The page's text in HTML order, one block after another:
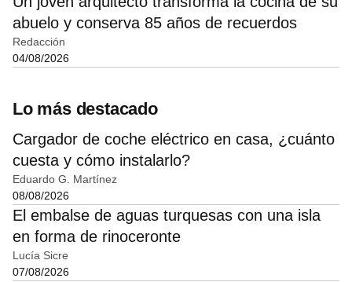
abuelo y conserva 85 años de recuerdos
Redacción
04/08/2026
Lo más destacado
Cargador de coche eléctrico en casa, ¿cuánto
cuesta y cómo instalarlo?
Eduardo G. Martínez
08/08/2026
El embalse de aguas turquesas con una isla
en forma de rinoceronte
Lucía Sicre
07/08/2026